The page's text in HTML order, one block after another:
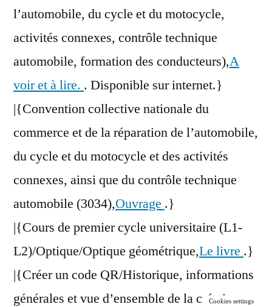
l’automobile, du cycle et du motocycle,
activités connexes, contrôle technique
automobile, formation des conducteurs),A
voir et à lire. . Disponible sur internet.}
|{Convention collective nationale du
commerce et de la réparation de l’automobile,
du cycle et du motocycle et des activités
connexes, ainsi que du contrôle technique
automobile (3034),Ouvrage .}
|{Cours de premier cycle universitaire (L1-
L2)/Optique/Optique géométrique,Le livre .}
|{Créer un code QR/Historique, informations
générales et vue d’ensemble de la création
Cookies settings